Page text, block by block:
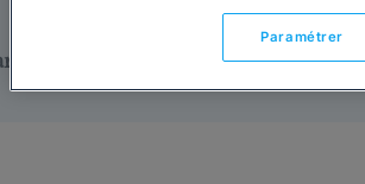
un juriste
Paramétrer